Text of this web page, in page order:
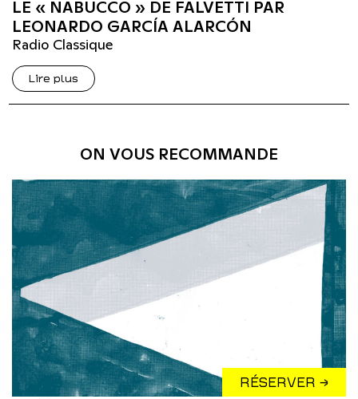
LE « NABUCCO » DE FALVETTI PAR
LEONARDO GARCÍA ALARCÓN
Radio Classique
Lire plus
ON VOUS RECOMMANDE
RÉSERVER →